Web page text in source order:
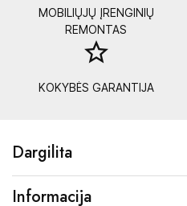
MOBILIŲJŲ ĮRENGINIŲ
REMONTAS
star_border
KOKYBĖS GARANTIJA
Dargilita
Informacija